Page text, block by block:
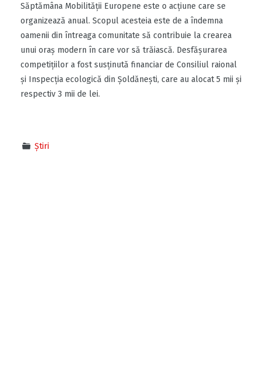
Săptămâna Mobilității Europene este o acţiune care se
organizează anual. Scopul acesteia este de a îndemna
oamenii din întreaga comunitate să contribuie la crearea
unui oraș modern în care vor să trăiască. Desfăşurarea
competiţiilor a fost susţinută financiar de Consiliul raional
şi Inspecţia ecologică din Şoldăneşti, care au alocat 5 mii şi
respectiv 3 mii de lei.
Știri